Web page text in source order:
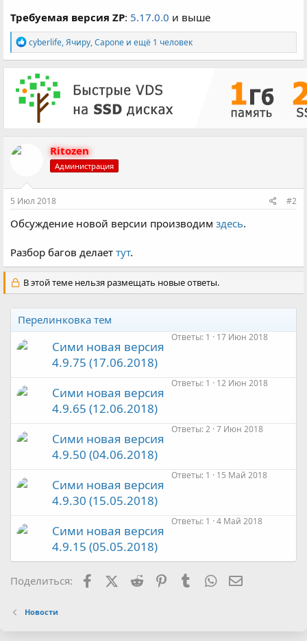
Требуемая версия ZP: 5.17.0.0 и выше
Р
е
а
к
ц
и
и
cyberlife,Ячиру,Capone и ещё 1 человек
Ritozen
Администрация
5 Июл 2018 #2
Обсуждение новой версии производим здесь.
Разбор багов делает тут.
В этой теме нельзя размещать новые ответы.
Перелинковка тем
Сими новая версия
4.9.75 (17.06.2018)
Ответы 1 17 Июн 2018
Сими новая версия
4.9.65 (12.06.2018)
Ответы 1 12 Июн 2018
Сими новая версия
4.9.50 (04.06.2018)
Ответы 2 7 Июн 2018
Сими новая версия
4.9.30 (15.05.2018)
Ответы 1 15 Май 2018
Сими новая версия
4.9.15 (05.05.2018)
Ответы 1 4 Май 2018
Поделиться: FacebookX (Twitter)
Reddit PinterestTumblr WhatsApp
Новости